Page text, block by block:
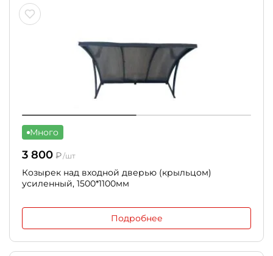
Много
3 800 ₽/шт
Козырек над входной дверью (крыльцом)
усиленный, 1500*1100мм
Подробнее